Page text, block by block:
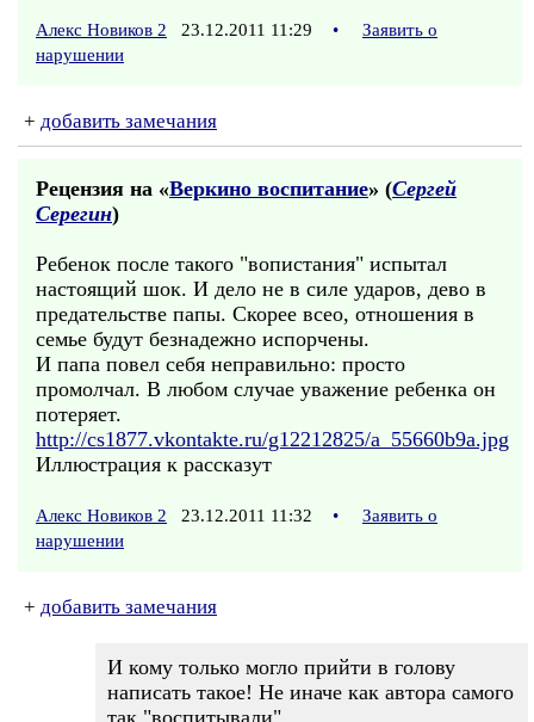
Алекс Новиков 2 23.12.2011 11:29 •
Заявить о
нарушении
+ добавить замечания
Рецензия на «Веркино воспитание» (Сергей
Серегин)
Ребенок после такого "вопистания" испытал
настоящий шок. И дело не в силе ударов, дево в
предательстве папы. Скорее всео, отношения в
семье будут безнадежно испорчены.
И папа повел себя неправильно: просто
промолчал. В любом случае уважение ребенка он
потеряет.
http://cs1877.vkontakte.ru/g12212825/a_55660b9a.jpg
Иллюстрация к рассказут
Алекс Новиков 2 23.12.2011 11:32 •
Заявить о
нарушении
+ добавить замечания
И кому только могло прийти в голову
написать такое! Не иначе как автора самого
так "воспитывали".